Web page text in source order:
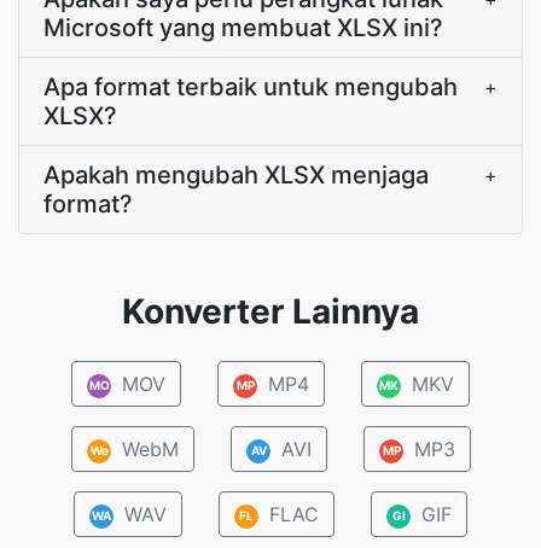
Microsoft yang membuat XLSX ini?
Apa format terbaik untuk mengubah
XLSX?
+
Apakah mengubah XLSX menjaga
format?
+
Konverter Lainnya
MO MOV MP MP4 MK MKV
We WebM AV AVI MP MP3
WA WAV FL FLAC GI GIF